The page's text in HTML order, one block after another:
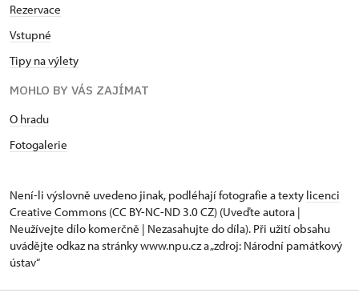
Rezervace
Vstupné
Tipy na výlety
MOHLO BY VÁS ZAJÍMAT
O hradu
Fotogalerie
Není-li výslovně uvedeno jinak, podléhají fotografie a texty licenci
Creative Commons (CC BY-NC-ND 3.0 CZ) (Uveďte autora |
Neužívejte dílo komerčně | Nezasahujte do díla). Při užití obsahu
uvádějte odkaz na stránky www.npu.cz a „zdroj: Národní památkový
ústav“